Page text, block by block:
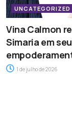
UNCATEGORIZED
Vina Calmon
Simaria em
1 de julho de 2026